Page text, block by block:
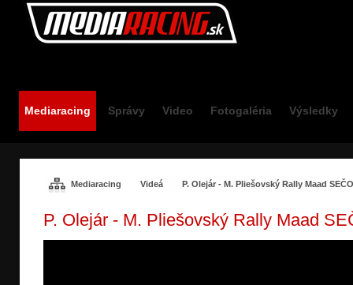
Mediaracing.sk
Mediaracing Správy Video Fotogaléria Výsledky
Mediaracing Videá P. Olejár - M. Pliešovský Rally Maad
P. Olejár - M. Pliešovský Rally Maad